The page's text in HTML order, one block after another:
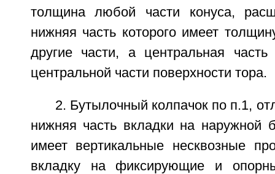
толщина любой части конуса,
нижняя часть которого имеет
другие части, а центральная
центральной части поверхности тора.
2. Бутылочный колпачок по п.1,
нижняя часть вкладки на наружной
имеет вертикальные несквозные
вкладку на фиксирующие и